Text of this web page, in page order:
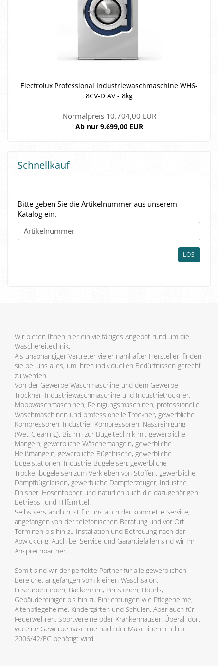
Elec­tro­lux Pro­fes­sio­nal In­dus­trie­wasch­ma­schi­ne WH6-​
8CV-D AV - 8kg
Normalpreis 10.704,00 EUR
Ab nur 9.699,00 EUR
Schnellkauf
BITTE
GEBEN
SIE
DIE
Bitte geben Sie die Artikelnummer aus unserem
Katalog ein.
LOS
Wir bieten Ihnen hier ein vielfältiges Angebot rund um die
Wäschereitechnik.
Als unabhängiger Vertreter vieler namhafter Hersteller, finden
sie bei uns alles, um ihren individuellen Bedürfnissen gerecht
zu werden.
Von der Gewerbe Waschmaschine und dem Gewerbe
Trockner, Industriewaschmaschine und Industrietrockner,
Moppwaschmaschinen, Reinigungsmaschinen, professionelle
Waschmaschinen und professionelle Trockner, gewerbliche
Kompressoren, Industrie- Kompressoren, Nassreinigung
(Wet-Cleaning). Bis hin zur Bügeltechnik mit gewerbliche
Mangeln, gewerbliche Wäschemangeln, gewerbliche
Heißmangeln, gewerbliche Bügeltische, gewerbliche
Bügelstationen, Industrie-Bügeleisen, gewerbliche
Trockenbügeleisen zum Verkleben von Stoffen, gewerbliche
Dampfbügeleisen, gewerbliche Dampferzeuger, Industrie
Finisher, Hosentopper und natürlich auch die dazugehörigen
Betriebs- und Hilfsmittel.
Selbstverständlich ist für uns auch der komplette Service,
angefangen von der telefonischen Beratung und vor Ort
Terminen bis hin zu Installation und Betreuung nach der
Abwicklung. Auch bei Service und Garantiefällen sind wir Ihr
Ansprechpartner.
Somit sind wir der perfekte Partner für alle gewerblichen
Bereiche, angefangen vom kleinen Waschsalon,
Friseurbetrieben, Bäckereien, Pensionen, Hotels,
Gebäudereiniger bis hin zu Einrichtungen wie Pflegeheime,
Altenpflegeheime, Kindergärten und Schulen. Aber auch für
Feuerwehren, Sportvereine oder Krankenhäuser. Überall dort,
wo eine Gewerbemaschine nach der Maschinenrichtlinie
2006/42/EG benötigt wird.